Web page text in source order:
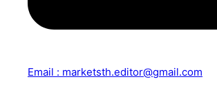
Email : marketsth.editor@gmail.com